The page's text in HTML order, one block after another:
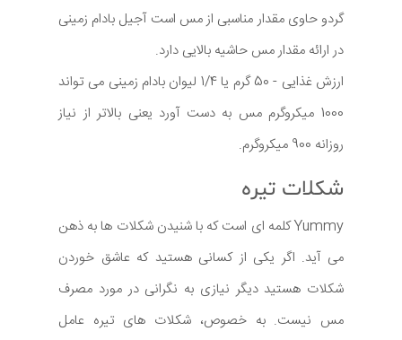
گردو حاوی مقدار مناسبی از مس است آجیل بادام زمینی
در ارائه مقدار مس حاشیه بالایی دارد.
ارزش غذایی - 50 گرم یا 1/4 لیوان بادام زمینی می تواند
1000 میکروگرم مس به دست آورد یعنی بالاتر از نیاز
روزانه 900 میکروگرم.
شکلات تیره
Yummy کلمه ای است که با شنیدن شکلات ها به ذهن
می آید. اگر یکی از کسانی هستید که عاشق خوردن
شکلات هستید دیگر نیازی به نگرانی در مورد مصرف
مس نیست. به خصوص، شکلات های تیره عامل